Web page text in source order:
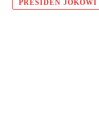
PRESIDEN JOKOWI